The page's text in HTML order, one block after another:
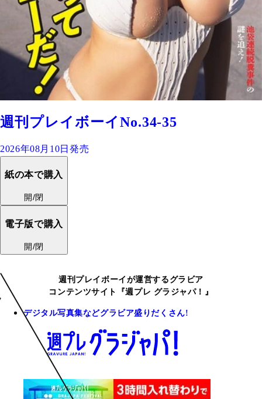
週刊プレイボーイNo.34-35
2026年08月10日発売
紙の本で購入
開/閉
電子版で購入
開/閉
週刊プレイボーイが運営するグラビア
コンテンツサイト『週プレ グラジャパ！』
デジタル写真集などグラビア盛りだくさん!